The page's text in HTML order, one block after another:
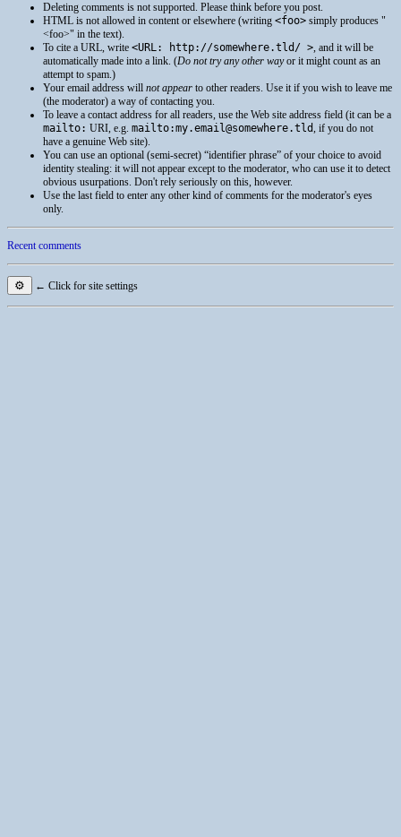
Deleting comments is not supported. Please think before you post.
HTML is not allowed in content or elsewhere (writing <foo> simply produces
<foo>
in the text).
To cite a URL, write <URL: http://somewhere.tld/ >, and it will be
automatically made into a link. (Do not try any other wayor it might count as an
attempt to spam.)
Your email address will not appear to other readers. Use it if you wish to leave me
(the moderator) a way of contacting you.
To leave a contact address for all readers, use the Web site address field (it can be a
mailto: URI, e.g. mailto:my.email@somewhere.tld, if you do not
have a genuine Web site).
You can use an optional (semi-secret) “identifier phrase” of your choice to avoid
identity stealing: it will not appear except to the moderator, who can use it to detect
obvious usurpations. Don't rely seriously on this, however.
Use the last field to enter any other kind of comments for the moderator's eyes
only.
Recent comments
⚙ ← Click for site settings